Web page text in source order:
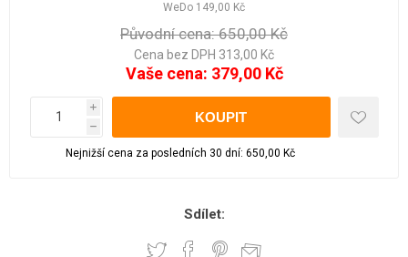
WeDo 149,00 Kč
Původní cena: 650,00 Kč
Cena bez DPH 313,00 Kč
Vaše cena: 379,00 Kč
i
h
Nejnižší cena za posledních 30 dní: 650,00 Kč
Sdílet: